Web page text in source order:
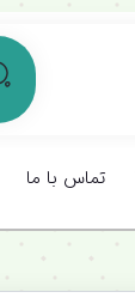
تماس با ما